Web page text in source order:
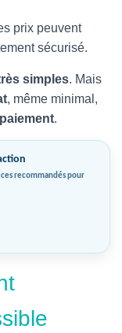
prix peuvent
sécurisé.
simples. Mais
, même minimal,
.
recommandés pour